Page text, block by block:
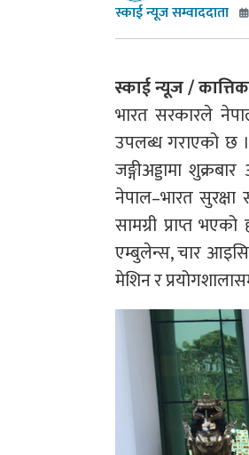
स्काई न्यूज सम्वाददाता
स्काई न्यूज /
भारत सरकारले
उपलब्ध गराएको छ
जङ्गीअड्डामा
नेपाल–भारत
सामग्री प्राप्त
एम्बुलेन्स, चार
मेशिन र